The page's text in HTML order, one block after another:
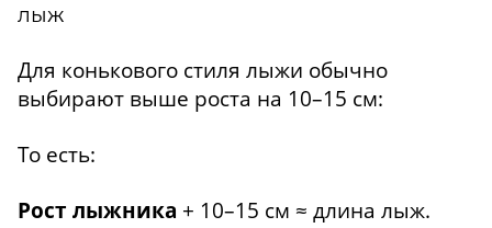
лыж
Для конькового стиля лыжи обычно
выбирают выше роста на 10–15 см:
То есть:
Рост лыжника + 10–15 см ≈ длина лыж.